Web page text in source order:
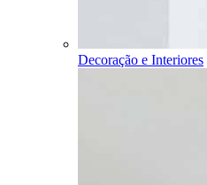
Decoração e Interiores